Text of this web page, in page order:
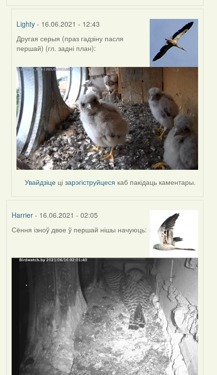
Lighty - 16.06.2021 - 12:43
In
reply
by
Estydaven
Другая серыя (праз гадзіну пасля
першай) (гл. задні план):
Увайдзіце цізарэгіструйцеся каб пакідаць каментары.
Harrier- 16.06.2021 - 02:05
Сёння ізноў двое ў першай нішы начуюць: